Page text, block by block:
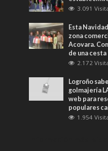
3.091
Esta
zona
Acovara.
de una cesta
2.172
Logroño
golmajería
web para
populares
1.954